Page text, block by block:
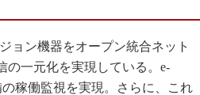
ョン機器をオープン統合ネット
の一元化を実現している。e-
稼働監視を実現。さらに、これ